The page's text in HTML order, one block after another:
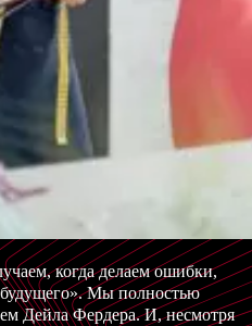
когда делаем ошибки,
Мы полностью
Дейла Фердера. И, несмотря